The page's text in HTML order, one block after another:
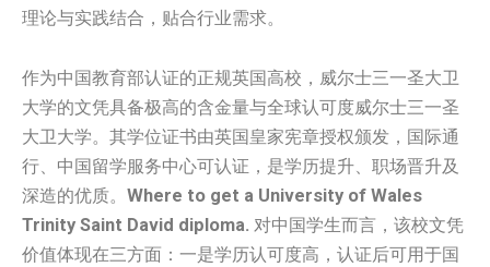
理论与实践结合，贴合行业需求。
作为中国教育部认证的正规英国高校，威尔士三一圣大卫
大学的文凭具备极高的含金量与全球认可度威尔士三一圣
大卫大学。其学位证书由英国皇家宪章授权颁发，国际通
行、中国留学服务中心可认证，是学历提升、职场晋升及
深造的优质。 Where to get a University of Wales
Trinity Saint David diploma. 对中国学生而言，该校文凭
价值体现在三方面：一是学历认可度高，认证后可用于国